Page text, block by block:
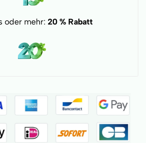
oder mehr: 20 % Rabatt